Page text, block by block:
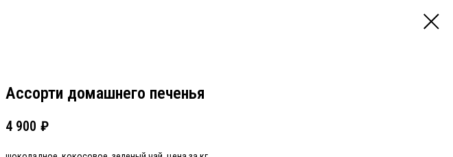
Ассорти домашнего печенья
4 900 ₽